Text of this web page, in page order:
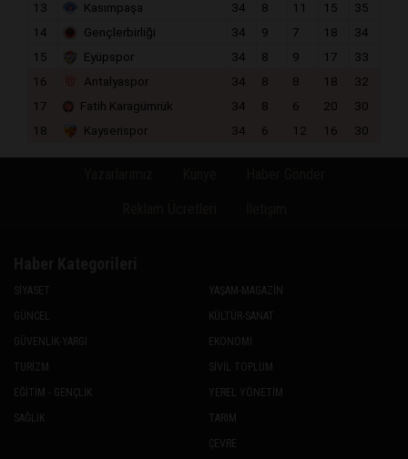
13
Kasımpaşa 34 8 11 15
35
14
Gençlerbirliği 34 9 7 18
34
15
Eyüpspor 34 8 9 17
33
16
Antalyaspor 34 8 8 18
32
17
Fatih Karagümrük 34 8 6 20
30
18
Kayserispor 34 6 12 16 30
SİYASET
GÜNCEL
GÜVENLİK-YARGI
TURİZM
EĞİTİM - GENÇLİK
SAĞLIK
YAŞAM-MAGAZİN
KÜLTÜR-SANAT
EKONOMİ
SİVİL TOPLUM
YEREL YÖNETİM
TARIM
ÇEVRE